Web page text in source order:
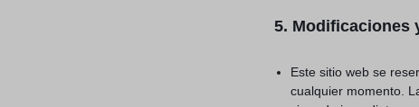
5. Modificaciones
Este sitio web se
cualquier momento.